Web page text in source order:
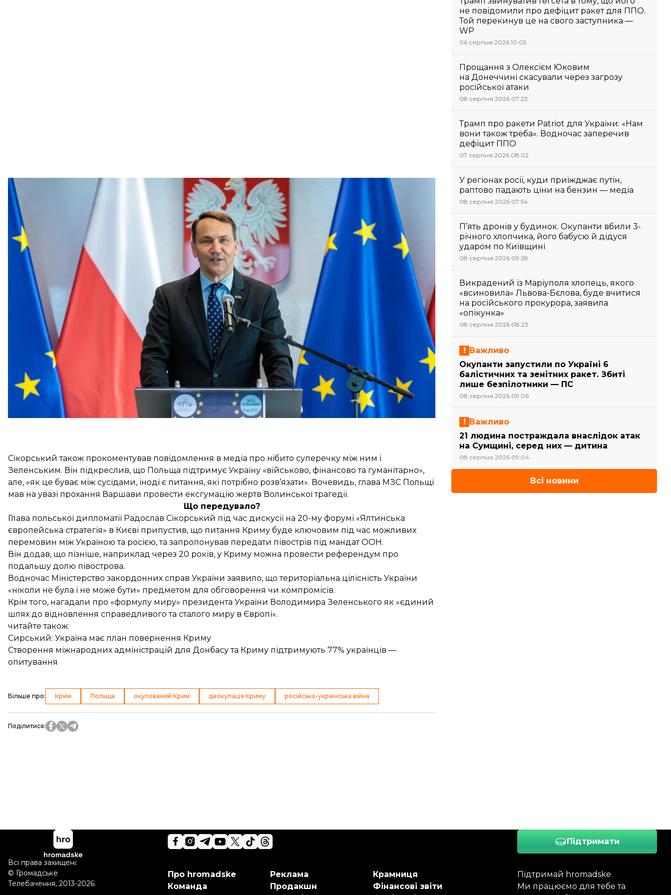
Міністр закордонних справ Польщі Радослав Сікорський
Sebastian Indra / Ministerstwo Spraw Zagranicznych
Міністр закордонних справ Польщі Радослав Сікорський пояснив, що свою пропозицію передати
Крим під мандат ООН для підготовки «чесного референдуму» він висловив під час «гіпотетичної
дискусії».
Про це він заявив на брифінгу для польських ЗМІ у Вашингтоні 20 вересня,пише
PAP.
Як розповів Сікорський, на Ялтинській європейській стратегії у форматі
off-the-record
експерти
обговорювали, як можна повернути Крим дипломатичним шляхом. Раніше президент Володимир
Зеленський також
не виключав
, що Україна зможе повернути частину території дипломатією.
Глава польської дипломатії також наголосив, що Польща підтримує територіальну цілісність України.
За його словами, у цьому не може бути сумнів і він про це неодноразово наголошував.
Сікорський також прокоментував повідомлення в медіа про нібито суперечку між ним і
Зеленським. Він підкреслив, що Польща підтримує Україну «військово, фінансово та гуманітарно»,
але, «як це буває між сусідами, іноді є питання, які потрібно розв’язати». Вочевидь, глава МЗС Польщі
мав на увазі прохання Варшави провести ексгумацію жертв Волинської трагедії.
Що передувало?
Глава польської дипломатії Радослав Сікорський під час дискусії на 20-му форумі «Ялтинська
європейська стратегія» в Києві припустив, що питання Криму буде ключовим під час можливих
перемовин між Україною та росією, та запропонував передати півострів під мандат ООН.
Він додав, що пізніше, наприклад через 20 років, у Криму можна провести референдум про
подальшу долю півострова.
Водночас Міністерство закордонних справ України заявило, що територіальна цілісність України
«ніколи не була і не може бути» предметом для обговорення чи компромісів.
Крім того, нагадали про «формулу миру» президента України Володимира Зеленського як «єдиний
шлях до відновлення справедливого та сталого миру в Європі».
читайте також:
Сирський: Україна має план повернення Криму
Створення міжнародних адміністрацій для Донбасу та Криму підтримують 77% українців —
опитування
Більше про: Крим Польща окупований Крим деокупація Криму російсько-українська війна
Поділитися:
не повідомили про дефіцит ракет для ППО.
Той перекинув це на свого заступника —
WP
06 серпня 2026 10:05
Прощання з Олексієм Юковим
на Донеччині скасували через загрозу
російської атаки
08 серпня 2026 07:23
Трамп про ракети Patriot для України: «Нам
вони також треба». Водночас заперечив
дефіцит ППО
07 серпня 2026 08:02
У регіонах росії, куди приїжджає путін,
раптово падають ціни на бензин — медіа
08 серпня 2026 07:54
П’ять дронів у будинок. Окупанти вбили 3-
річного хлопчика, його бабусю й дідуся
ударом по Київщині
08 серпня 2026 09:28
Викрадений із Маріуполя хлопець, якого
«всиновила» Львова-Бєлова, буде вчитися
на російського прокурора, заявила
«опікунка»
08 серпня 2026 08:23
Важливо
Окупанти запустили по Україні 6
балістичних та зенітних ракет. Збиті
лише безпілотники — ПС
08 серпня 2026 09:06
Важливо
21 людина постраждала внаслідок атак
на Сумщині, серед них — дитина
08 серпня 2026 09:04
Всі новини
Підтримати
Підтримай hromadske.
Ми працюємо для тебе та
Про hromadske
Команда
Реклама
Продакшн
Крамниця
Фінансові звіти
Всі права захищені:
© Громадське
Телебачення, 2013-2026.